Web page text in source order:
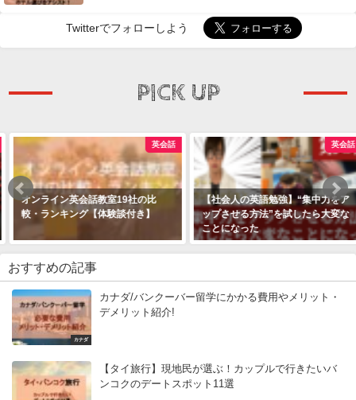
Twitterでフォローしよう
PICK UP
英会話
オンライン英会話教室19社の比
較・ランキング【体験談付き】
英会話
【社会人の英語勉強】“集中力をア
ップさせる方法”を試したら大変な
ことになった
おすすめの記事
カナダ
カナダ/バンクーバー留学にかかる費用やメリット・
デメリット紹介!
【タイ旅行】現地民が選ぶ！カップルで行きたいバ
ンコクのデートスポット11選